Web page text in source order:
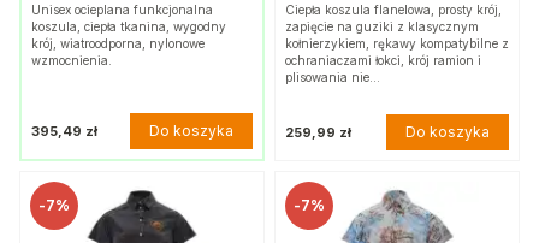
Unisex ocieplana funkcjonalna
koszula, ciepła tkanina, wygodny
krój, wiatroodporna, nylonowe
wzmocnienia.
395,49 zł Do koszyka
Ciepła koszula flanelowa, prosty krój,
zapięcie na guziki z klasycznym
kołnierzykiem, rękawy kompatybilne z
ochraniaczami łokci, krój ramion i
plisowania nie…
259,99 zł Do koszyka
-7% -7%